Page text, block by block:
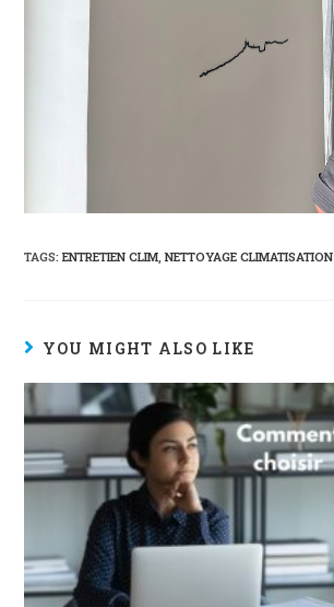
TAGS:ENTRETIEN CLIM, NETTOYAGE CLIMATISATION
YOU MIGHT ALSO LIKE